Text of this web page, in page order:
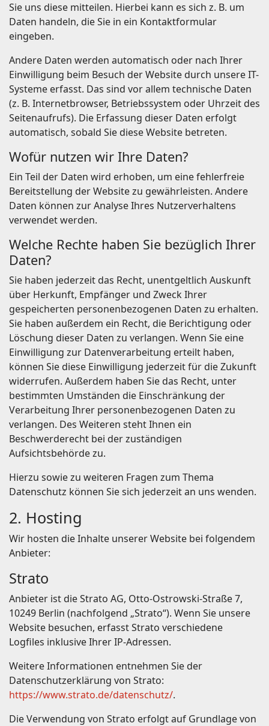
Sie uns diese mitteilen. Hierbei kann es sich z. B. um
Daten handeln, die Sie in ein Kontaktformular
eingeben.
Andere Daten werden automatisch oder nach Ihrer
Einwilligung beim Besuch der Website durch unsere IT-
Systeme erfasst. Das sind vor allem technische Daten
(z. B. Internetbrowser, Betriebssystem oder Uhrzeit des
Seitenaufrufs). Die Erfassung dieser Daten erfolgt
automatisch, sobald Sie diese Website betreten.
Wofür nutzen wir Ihre Daten?
Ein Teil der Daten wird erhoben, um eine fehlerfreie
Bereitstellung der Website zu gewährleisten. Andere
Daten können zur Analyse Ihres Nutzerverhaltens
verwendet werden.
Welche Rechte haben Sie bezüglich Ihrer
Daten?
Sie haben jederzeit das Recht, unentgeltlich Auskunft
über Herkunft, Empfänger und Zweck Ihrer
gespeicherten personenbezogenen Daten zu erhalten.
Sie haben außerdem ein Recht, die Berichtigung oder
Löschung dieser Daten zu verlangen. Wenn Sie eine
Einwilligung zur Datenverarbeitung erteilt haben,
können Sie diese Einwilligung jederzeit für die Zukunft
widerrufen. Außerdem haben Sie das Recht, unter
bestimmten Umständen die Einschränkung der
Verarbeitung Ihrer personenbezogenen Daten zu
verlangen. Des Weiteren steht Ihnen ein
Beschwerderecht bei der zuständigen
Aufsichtsbehörde zu.
Hierzu sowie zu weiteren Fragen zum Thema
Datenschutz können Sie sich jederzeit an uns wenden.
2. Hosting
Wir hosten die Inhalte unserer Website bei folgendem
Anbieter:
Strato
Anbieter ist die Strato AG, Otto-Ostrowski-Straße 7,
10249 Berlin (nachfolgend „Strato“). Wenn Sie unsere
Website besuchen, erfasst Strato verschiedene
Logfiles inklusive Ihrer IP-Adressen.
Weitere Informationen entnehmen Sie der
Datenschutzerklärung von Strato:
https://www.strato.de/datenschutz/.
Die Verwendung von Strato erfolgt auf Grundlage von